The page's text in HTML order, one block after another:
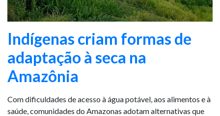
Indígenas criam formas de
adaptação à seca na
Amazônia
Com dificuldades de acesso à água potável, aos alimentos e à
saúde, comunidades do Amazonas adotam alternativas que